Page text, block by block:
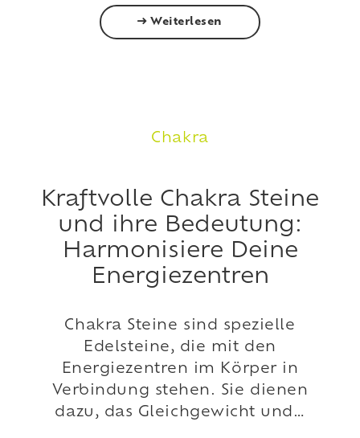
Weiterlesen
Chakra
Kraftvolle Chakra Steine
und ihre Bedeutung:
Harmonisiere Deine
Energiezentren
Chakra Steine sind spezielle
Edelsteine, die mit den
Energiezentren im Körper in
Verbindung stehen. Sie dienen
dazu, das Gleichgewicht und…